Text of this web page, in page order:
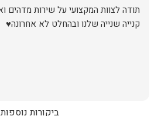
קנייה שנייה שלנו ובהחלט לא אחרונה♥️
ביקורות נוספות